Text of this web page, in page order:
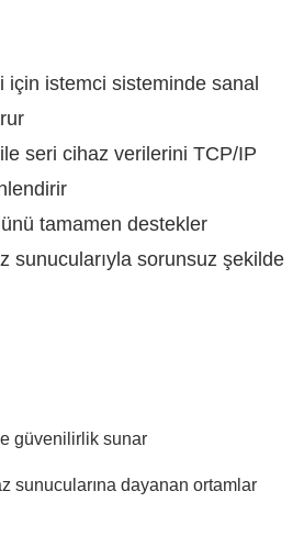
için istemci sisteminde sanal
seri cihaz verilerini TCP/IP
tamamen destekler
sunucularıyla sorunsuz şekilde
güvenilirlik sunar
sunucularına dayanan ortamlar